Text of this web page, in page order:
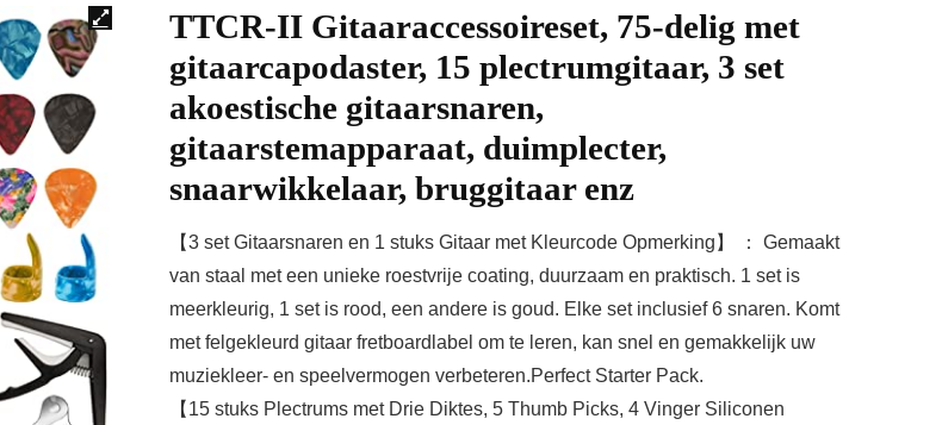
TTCR-II Gitaaraccessoireset, 75-delig met
gitaarcapodaster, 15 plectrumgitaar, 3 set
akoestische gitaarsnaren,
gitaarstemapparaat, duimplecter,
snaarwikkelaar, bruggitaar enz
【3 set Gitaarsnaren en 1 stuks Gitaar met Kleurcode Opmerking】 ： Gemaakt
van staal met een unieke roestvrije coating, duurzaam en praktisch. 1 set is
meerkleurig, 1 set is rood, een andere is goud. Elke set inclusief 6 snaren. Komt
met felgekleurd gitaar fretboardlabel om te leren, kan snel en gemakkelijk uw
muziekleer- en speelvermogen verbeteren.Perfect Starter Pack.
【15 stuks Plectrums met Drie Diktes, 5 Thumb Picks, 4 Vinger Siliconen